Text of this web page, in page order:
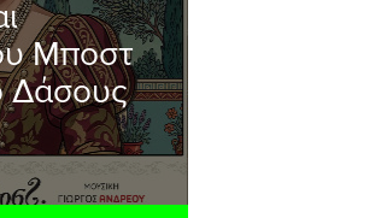
Μποστ
Δάσους